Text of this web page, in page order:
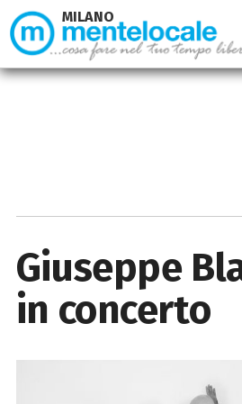
Giuseppe
in concerto
MILANO